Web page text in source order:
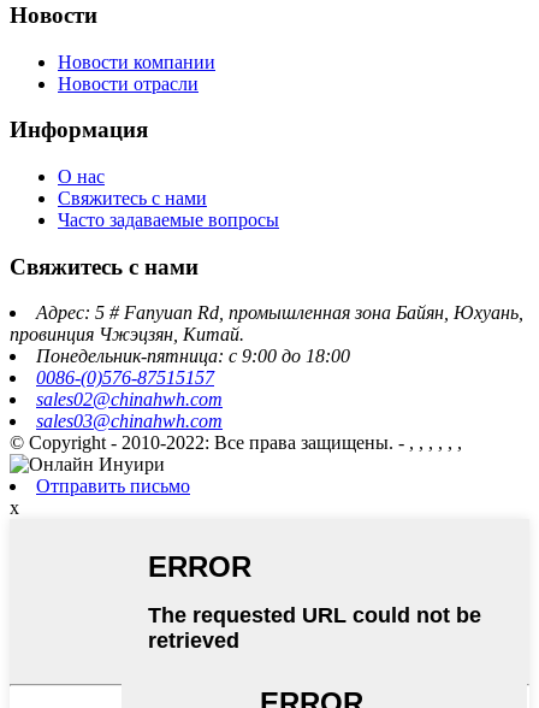
Новости
Новости компании
Новости отрасли
Информация
О нас
Свяжитесь с нами
Часто задаваемые вопросы
Свяжитесь с нами
Адрес: 5 # Fanyuan Rd, промышленная зона Байян, Юхуань,
провинция Чжэцзян, Китай.
Понедельник-пятница: с 9:00 до 18:00
0086-(0)576-87515157
sales02@chinahwh.com
sales03@chinahwh.com
© Copyright - 2010-2022: Все права защищены. - , , , , , ,
Отправить письмо
x